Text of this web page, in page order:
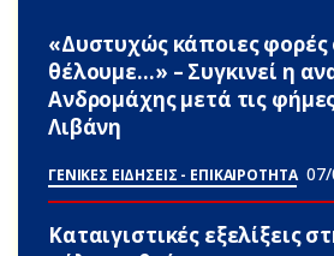
«Δυστυχώς κάποιες φορές
θέλουμε…» – Συγκινεί η
Ανδρομάχης μετά τις
Λιβάνη
ΓΕΝΙΚΕΣ ΕΙΔΗΣΕΙΣ - ΕΠΙΚΑΙΡΟΤΗΤΑ
Καταιγιστικές εξελίξεις